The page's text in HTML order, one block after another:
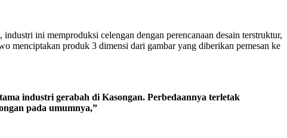
ini memproduksi celengan dengan perencanaan desain terstruktur,
menciptakan produk 3 dimensi dari gambar yang diberikan pemesan ke
industri gerabah di Kasongan. Perbedaannya terletak
pada umumnya,”